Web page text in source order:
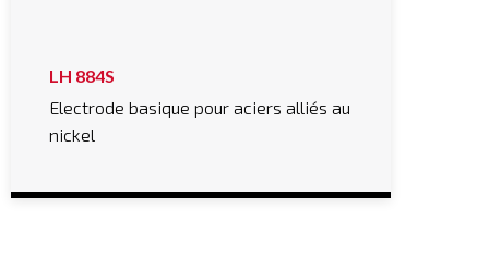
LH 884S
Electrode basique pour aciers alliés au
nickel